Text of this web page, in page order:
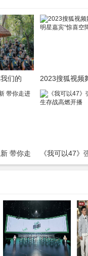
们的
考拉大
2023搜狐视频
行 明星嘉宾“惊
带你走
《我可以47》
军生存战高燃